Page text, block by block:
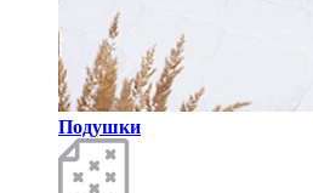
Подушки